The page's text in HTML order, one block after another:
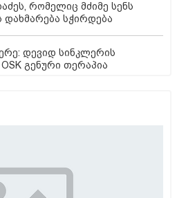
რომელიც მძიმე სენს
დახმარება სჭირდება
დევიდ სინკლერის
გენური თერაპია